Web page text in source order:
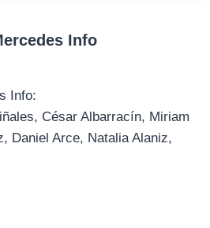
Info
Info:
César Albarracín, Miriam
Daniel Arce, Natalia Alaniz,